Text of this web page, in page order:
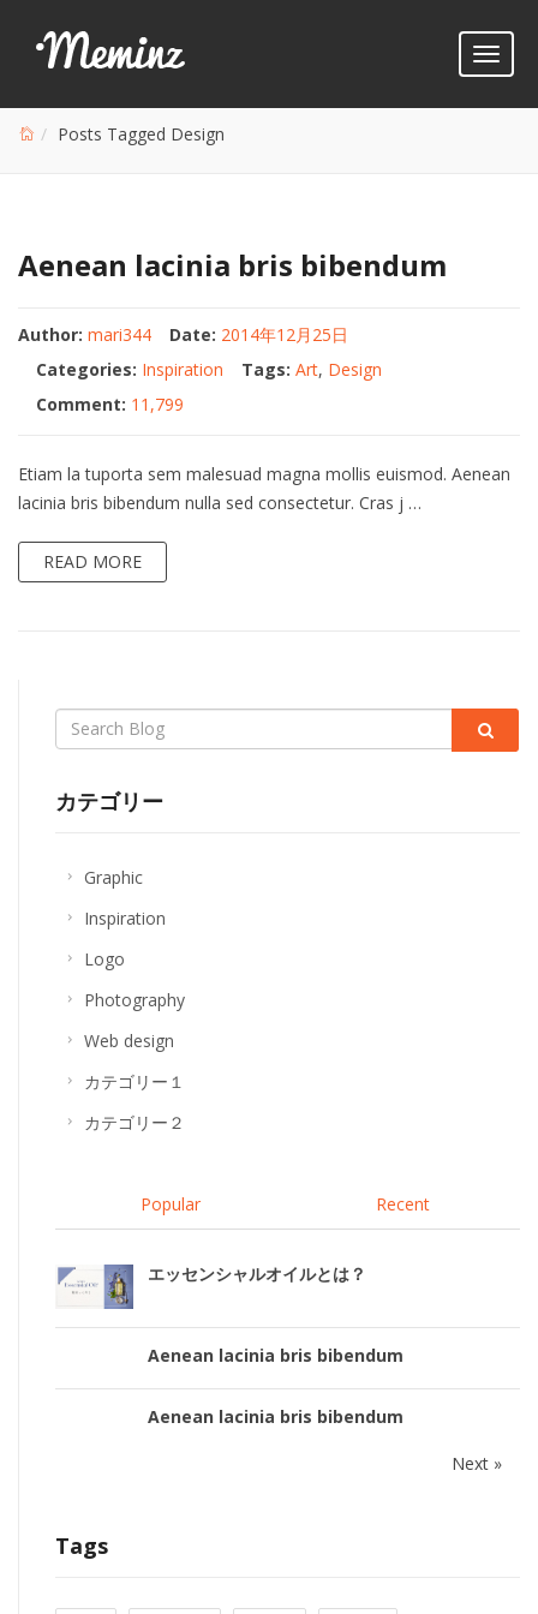
Toggle
Posts Tagged Design
Aenean lacinia bris bibendum
Author: mari344 Date: 2014年12月25日
Categories: Inspiration Tags: Art, Design
Comment: 11,799
Etiam la tuporta sem malesuad magna mollis euismod. Aenean
lacinia bris bibendum nulla sed consectetur. Cras j …
READ MORE
Search
label
カテゴリー
Graphic
Inspiration
Logo
Photography
Web design
カテゴリー１
カテゴリー２
Popular Recent
エッセンシャルオイルとは？
Aenean lacinia bris bibendum
Aenean lacinia bris bibendum
Next »
Tags